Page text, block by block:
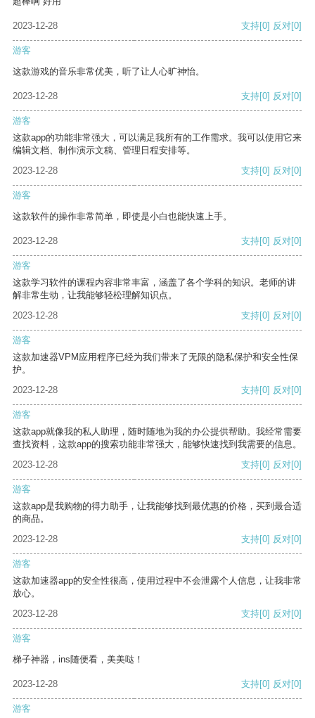
2023-12-28 支持[0] 反对[0]
游客
这款游戏的音乐非常优美，听了让人心旷神怡。
2023-12-28 支持[0] 反对[0]
游客
这款app的功能非常强大，可以满足我所有的工作需求。我可以使用它来
编辑文档、制作演示文稿、管理日程安排等。
2023-12-28
支持[0] 反对[0]
游客
这款软件的操作非常简单，即使是小白也能快速上手。
2023-12-28 支持[0] 反对[0]
游客
这款学习软件的课程内容非常丰富，涵盖了各个学科的知识。老师的讲
解非常生动，让我能够轻松理解知识点。
2023-12-28
支持[0] 反对[0]
游客
这款加速器VPM应用程序已经为我们带来了无限的隐私保护和安全性保
护。
2023-12-28
支持[0] 反对[0]
游客
这款app就像我的私人助理，随时随地为我的办公提供帮助。我经常需要
查找资料，这款app的搜索功能非常强大，能够快速找到我需要的信息。
2023-12-28
支持[0] 反对[0]
游客
这款app是我购物的得力助手，让我能够找到最优惠的价格，买到最合适
的商品。
2023-12-28
支持[0] 反对[0]
游客
这款加速器app的安全性很高，使用过程中不会泄露个人信息，让我非常
放心。
2023-12-28
支持[0] 反对[0]
游客
梯子神器，ins随便看，美美哒！
2023-12-28 支持[0] 反对[0]
游客